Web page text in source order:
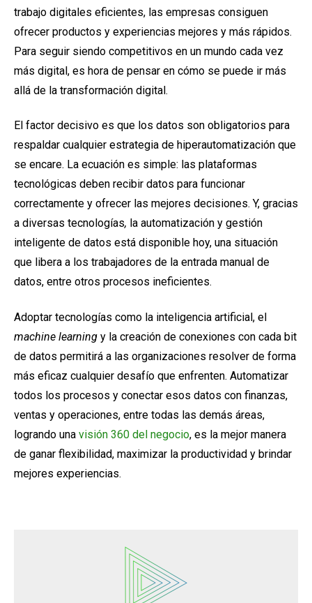
trabajo digitales eficientes, las empresas consiguen
ofrecer productos y experiencias mejores y más rápidos.
Para seguir siendo competitivos en un mundo cada vez
más digital, es hora de pensar en cómo se puede ir más
allá de la transformación digital.
El factor decisivo es que los datos son obligatorios para
respaldar cualquier estrategia de hiperautomatización que
se encare. La ecuación es simple: las plataformas
tecnológicas deben recibir datos para funcionar
correctamente y ofrecer las mejores decisiones. Y, gracias
a diversas tecnologías, la automatización y gestión
inteligente de datos está disponible hoy, una situación
que libera a los trabajadores de la entrada manual de
datos, entre otros procesos ineficientes.
Adoptar tecnologías como la inteligencia artificial, el
machine learning y la creación de conexiones con cada bit
de datos permitirá a las organizaciones resolver de forma
más eficaz cualquier desafío que enfrenten. Automatizar
todos los procesos y conectar esos datos con finanzas,
ventas y operaciones, entre todas las demás áreas,
logrando una visión 360 del negocio, es la mejor manera
de ganar flexibilidad, maximizar la productividad y brindar
mejores experiencias.